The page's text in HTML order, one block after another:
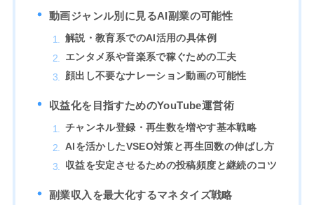
動画ジャンル別に見るAI副業の可能性
解説・教育系でのAI活用の具体例
エンタメ系や音楽系で稼ぐための工夫
顔出し不要なナレーション動画の可能性
収益化を目指すためのYouTube運営術
チャンネル登録・再生数を増やす基本戦略
AIを活かしたVSEO対策と再生回数の伸ばし方
収益を安定させるための投稿頻度と継続のコツ
副業収入を最大化するマネタイズ戦略